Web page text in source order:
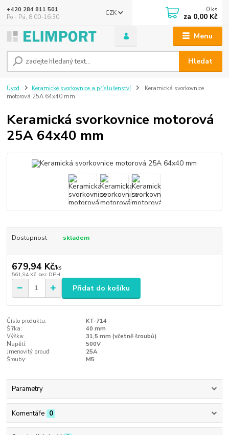
Menu
CZK
Hledat
+420 284 811 501
Po - Pá, 8:00-16:30
0 ks
za 0,00 Kč
Úvod Keramické svorkovnice a příslušenství
Keramická svorkovnice
motorová 25A 64x40 mm
Keramická svorkovnice motorová
25A 64x40 mm
Dostupnost skladem
679,94 Kč/ks
561,94 Kč bez DPH
Přidat do košíku
Číslo produktu:
KT-714
Šířka:
40 mm
Výška:
31,5 mm (včetně šroubů)
Napětí:
500V
Jmenovitý proud:
25A
Šrouby:
M5
Parametry
Komentáře 0